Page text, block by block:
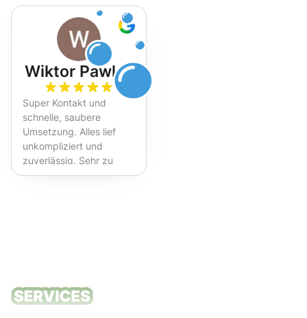
Wiktor Pawlak
Super Kontakt und
schnelle, saubere
Umsetzung. Alles lief
unkompliziert und
zuverlässig. Sehr zu
empfehlen!